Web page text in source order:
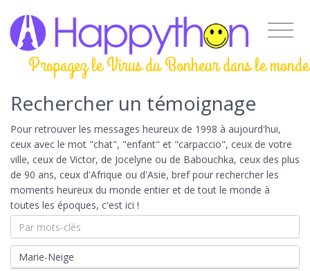
Propagez le Virus du Bonheur dans le monde
Rechercher un témoignage
Pour retrouver les messages heureux de 1998 à aujourd'hui,
ceux avec le mot "chat", "enfant" et "carpaccio", ceux de votre
ville, ceux de Victor, de Jocelyne ou de Babouchka, ceux des plus
de 90 ans, ceux d'Afrique ou d'Asie, bref pour rechercher les
moments heureux du monde entier et de tout le monde à
toutes les époques, c'est ici !